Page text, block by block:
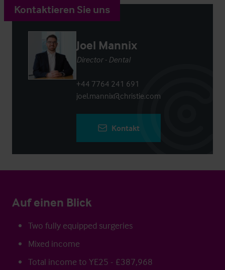
Kontaktieren Sie uns
Joel Mannix
Director - Dental
+44 7764 241 691
joel.mannix@christie.com
Kontakt
Auf einen Blick
Two fully equipped surgeries
Mixed income
Total income to YE25 - £387,968